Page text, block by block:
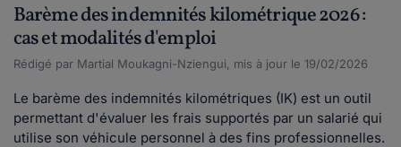
Barème des indemnités kilométrique 2026 :
cas et modalités d'emploi
Rédigé par Martial Moukagni-Nziengui, mis à jour le 19/02/2026
Le barème des indemnités kilométriques (IK) est un outil
permettant d'évaluer les frais supportés par un salarié qui
utilise son véhicule personnel à des fins professionnelles.